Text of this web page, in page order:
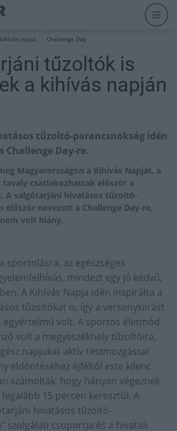
kihívás napja Challenge Day
tűzoltók is
a kihívás napján
tűzoltó-parancsnokság idén
Challenge Day-re.
Magyarországon a Kihívás Napját, a
csatlakozhattak először a
A salgótarjáni hivatásos tűzoltó-
először nevezett a Challenge Day-re,
volt hiány.
sportolásra, az egészséges
mindezt egy jó kedvű,
A Kihívás Napja idén inspirálta a
tűzoltókat is, így a versenykiírást
egyértelmű volt. A sportos életmód
volt a megyeszékhely tűzoltóira,
napjukat aktív testmozgással
eldöntéséhez éjféltől este kilenc
számolták, hogy hányan végeznek
15 percen keresztül. A
hivatásos tűzoltó-
szolgálati csoportja és a hivatali